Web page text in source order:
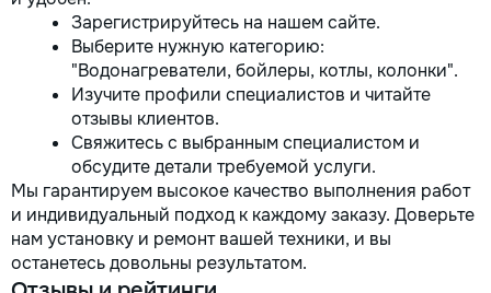
Зарегистрируйтесь на нашем сайте.
Выберите нужную категорию:
"Водонагреватели, бойлеры, котлы, колонки".
Изучите профили специалистов и читайте
отзывы клиентов.
Свяжитесь с выбранным специалистом и
обсудите детали требуемой услуги.
Мы гарантируем высокое качество выполнения работ
и индивидуальный подход к каждому заказу. Доверьте
нам установку и ремонт вашей техники, и вы
останетесь довольны результатом.